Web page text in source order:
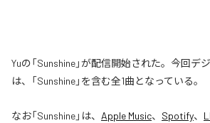
Yuの「Sunshine」が配信開始された。今回デ
は、「Sunshine」を含む全1曲となっている。
なお「Sunshine」は、 Apple Music、 Spotify、